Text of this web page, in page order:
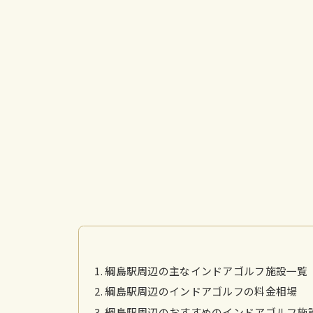
綱島駅周辺の主なインドアゴルフ施設一覧
綱島駅周辺のインドアゴルフの料金相場